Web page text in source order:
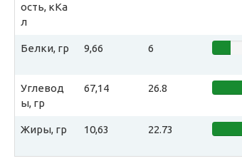
ость, кКа
л
Белки, гр 9,66 6
Углевод
ы, гр
67,14 26.8
Жиры, гр 10,63 22.73